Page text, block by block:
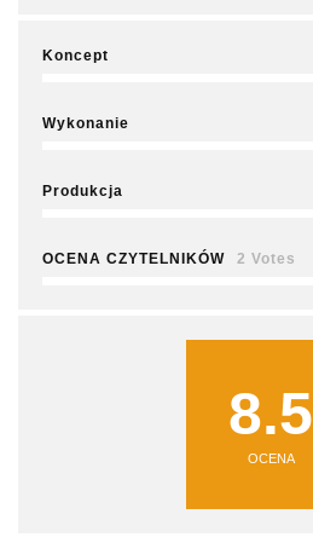
Koncept
Wykonanie
Produkcja
OCENA CZYTELNIKÓW 2 Votes
8.5
OCENA